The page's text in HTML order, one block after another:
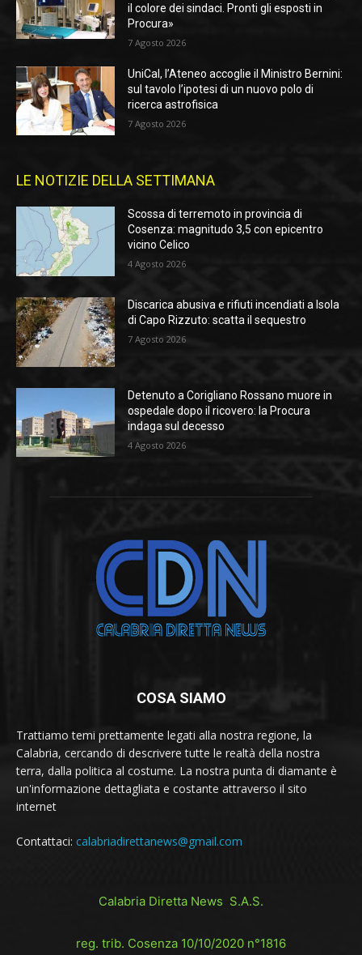
il colore dei sindaci. Pronti gli esposti in
Procura»
7 Agosto 2026
UniCal, l’Ateneo accoglie il Ministro Bernini:
sul tavolo l’ipotesi di un nuovo polo di
ricerca astrofisica
7 Agosto 2026
LE NOTIZIE DELLA SETTIMANA
Scossa di terremoto in provincia di
Cosenza: magnitudo 3,5 con epicentro
vicino Celico
4 Agosto 2026
Discarica abusiva e rifiuti incendiati a Isola
di Capo Rizzuto: scatta il sequestro
7 Agosto 2026
Detenuto a Corigliano Rossano muore in
ospedale dopo il ricovero: la Procura
indaga sul decesso
4 Agosto 2026
COSA SIAMO
Trattiamo temi prettamente legati alla nostra regione, la
Calabria, cercando di descrivere tutte le realtà della nostra
terra, dalla politica al costume. La nostra punta di diamante è
un'informazione dettagliata e costante attraverso il sito
internet
Contattaci: calabriadirettanews@gmail.com
Calabria Diretta News S.A.S.
reg. trib. Cosenza 10/10/2020 n°1816